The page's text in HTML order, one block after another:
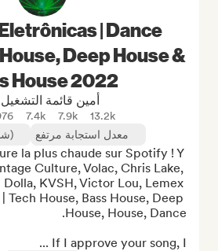
| Dance
Deep House &
House 2022
أمين قائمة التشغيل
13.2k
7.9k
7.4k
معدل استجابة مرتفع
la plus chaude sur Spotify ! Y
Culture, Volac, Chris Lake,
KVSH, Victor Lou, Lemex
Tech House, Bass House, Deep
If I approve your song, I ...